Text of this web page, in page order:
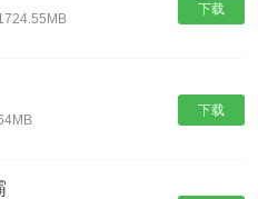
下载
下载